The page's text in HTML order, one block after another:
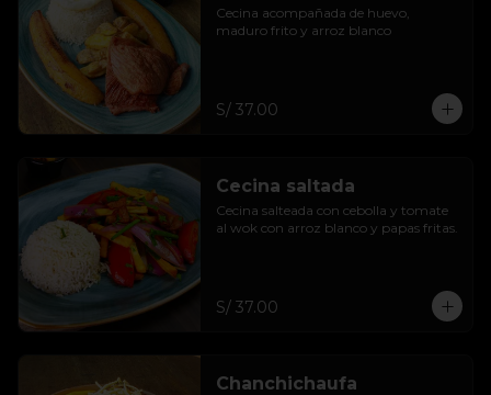
Cecina acompañada de huevo,
maduro frito y arroz blanco
S/ 37.00
Cecina saltada
Cecina salteada con cebolla y tomate
al wok con arroz blanco y papas fritas.
S/ 37.00
Chanchichaufa